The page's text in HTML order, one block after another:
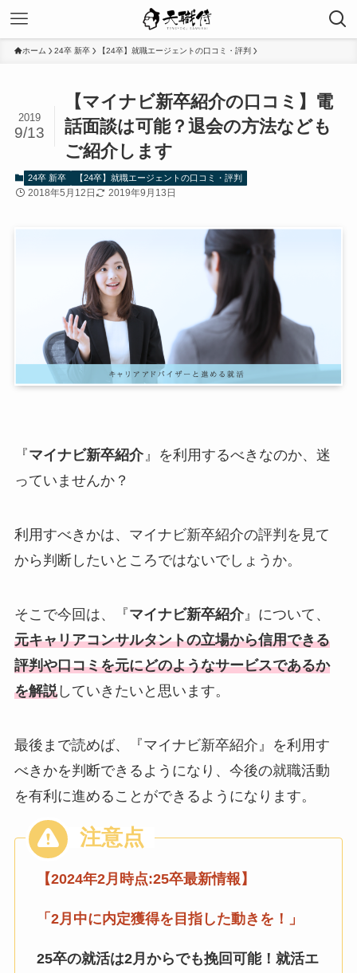
ホーム 24卒 新卒 【24卒】就職エージェントの口コミ・評判
【マイナビ新卒紹介の口コミ】電
話面談は可能？退会の方法なども
ご紹介します
2019
9/13
24卒 新卒 【24卒】就職エージェントの口コミ・評判
2018年5月12日 2019年9月13日
『マイナビ新卒紹介』を利用するべきなのか、迷
っていませんか？
利用すべきかは、マイナビ新卒紹介の評判を見て
から判断したいところではないでしょうか。
そこで今回は、『マイナビ新卒紹介』について、
元キャリアコンサルタントの立場から信用できる
評判や口コミを元にどのようなサービスであるか
を解説していきたいと思います。
最後まで読めば、『マイナビ新卒紹介』を利用す
べきかを判断できるようになり、今後の就職活動
を有利に進めることができるようになります。
【2024年2月時点:25卒最新情報】
「2月中に内定獲得を目指した動きを！」
25卒の就活は2月からでも挽回可能！ 就活エ